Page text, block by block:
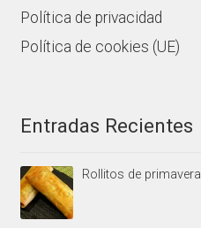
Política de privacidad
Política de cookies (UE)
Entradas Recientes
Rollitos de primavera